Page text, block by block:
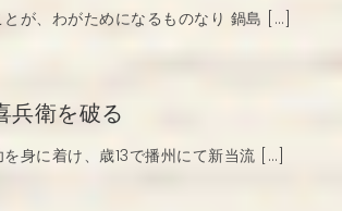
が、わがためになるものなり 鍋島 […]
兵衛を破る
身に着け、歳13で播州にて新当流 […]